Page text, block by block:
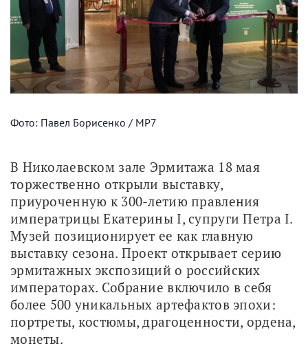
Фото: Павел Борисенко / МР7
В Николаевском зале Эрмитажа 18 мая
торжественно открыли выставку,
приуроченную к 300-летию правления
императрицы Екатерины I, супруги Петра I.
Музей позиционирует ее как главную
выставку сезона. Проект открывает серию
эрмитажных экспозиций о российских
императорах. Собрание включило в себя
более 500 уникальных артефактов эпохи:
портреты, костюмы, драгоценности, ордена,
монеты.